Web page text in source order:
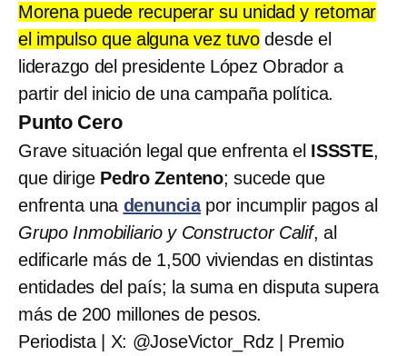
Morena puede recuperar su unidad y retomar
el impulso que alguna vez tuvo desde el
liderazgo del presidente López Obrador a
partir del inicio de una campaña política.
Punto Cero
Grave situación legal que enfrenta el ISSSTE,
que dirige Pedro Zenteno; sucede que
enfrenta una denuncia por incumplir pagos al
Grupo Inmobiliario y Constructor Calif, al
edificarle más de 1,500 viviendas en distintas
entidades del país; la suma en disputa supera
más de 200 millones de pesos.
Periodista | X: @JoseVictor_Rdz | Premio